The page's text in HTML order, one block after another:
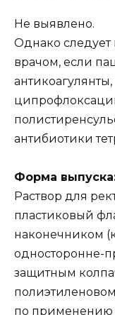
Не выявлено.
Однако следует
врачом, если
антибиотики
Форма
Раствор для
пластиковый
наконечником
односторонне-
защитным
по применению